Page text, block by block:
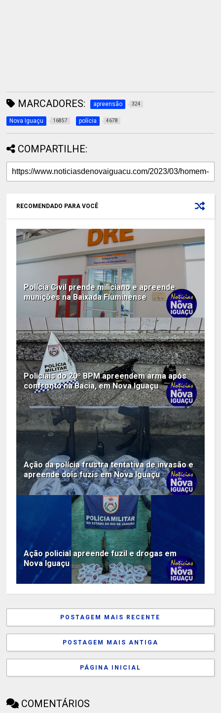
MARCADORES: apreensão 324
Nova Iguaçu 16857 polícia 4678
COMPARTILHE:
RECOMENDADO PARA VOCÊ
Polícia Civil prende miliciano e apreende
munições na Baixada Fluminense
Policiais do 20º BPM apreendem arma após
confronto na Bacia, em Nova Iguaçu
Ação da polícia frustra tentativa de invasão e
apreende dois fuzis em Nova Iguaçu
Ação policial apreende fuzil e drogas em
Nova Iguaçu
POSTAGEM MAIS RECENTE
POSTAGEM MAIS ANTIGA
PÁGINA INICIAL
COMENTÁRIOS